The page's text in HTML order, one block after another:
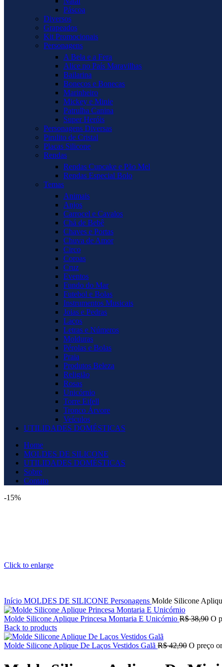
Páscoa
Diversos
Grapeados
Kit Promocionais
Personagens
A Bela e a Fera
Alice no País Maravilhas
Bailarina
Bonecos e Bonecas
Marinheiro
Mickey e Minie
Patrulha Canina
Super Heróis
Personagens Diversas
Pirulito de Cristal
Placas Silicone
Rendas
Rendas Cupcake e Pão Mel
Rendas Especial Bolo
Temas
Animais
Anjos
Carrocel e Cavalos
Chá de Bebê
Chaves e Portas
Chuva de Amor
Circo
Coroas
Cruz
Eventos
Fundo do Mar
Futebol e Bolas
Instrumentos Musicais
Joias e Pedras
Laços
Letras e Números
Molduras
Pérolas e Bolas
Praia
Produtos Beleza
Religião
Rosas
Unicórnio
Torre Eifell
Tronco Árvore
Veículos
UTILIDADES DOMÉSTICAS
Home
MOLDES DE SILICONE
UTILIDADES DOMÉSTICAS
Sobre
Contato
-15%
Click to enlarge
Início MOLDES DE SILICONE Personagens Molde Silicone
Molde Silicone Aplique Princesa Montaria E Unicórnio R$38,90 O
Back to products
Molde Silicone Aplique De Laços Vestidos Galã R$42,90 O preço